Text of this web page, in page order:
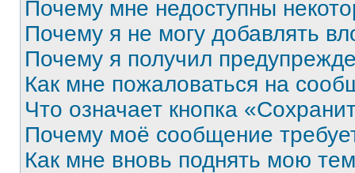
Почему мне недоступны
Почему я не могу добавлять
Почему я получил
Как мне пожаловаться на
Что означает кнопка
Почему моё сообщение
Как мне вновь поднять мою